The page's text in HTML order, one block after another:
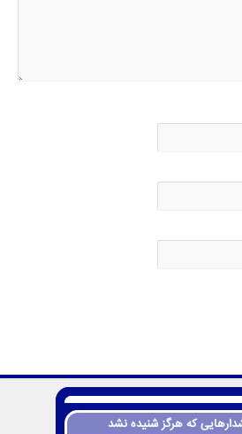
که هرگز شنیده نشد